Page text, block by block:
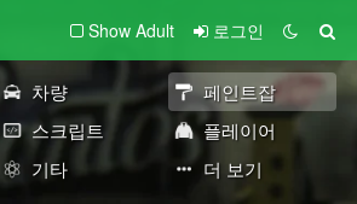
Show Adult 로그인
차량
페인트잡
스크립트
플레이어
기타 더 보기